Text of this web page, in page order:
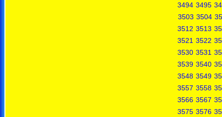
3494 3495
3503 3504
3512 3513
3521 3522
3530 3531
3539 3540
3548 3549
3557 3558
3566 3567
3575 3576